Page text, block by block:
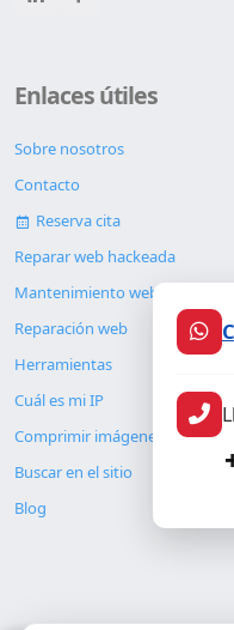
Enlaces útiles
Sobre nosotros
Contacto
Reserva cita
Reparar web hackeada
Mantenimiento web
Reparación web
Herramientas
Cuál es mi IP
Comprimir imágenes
Buscar en el sitio
Blog